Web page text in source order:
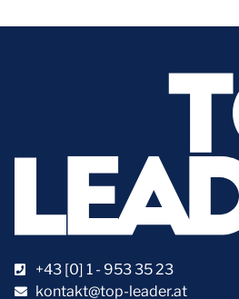
+43 [0] 1 - 953 35 23
kontakt@top-leader.at